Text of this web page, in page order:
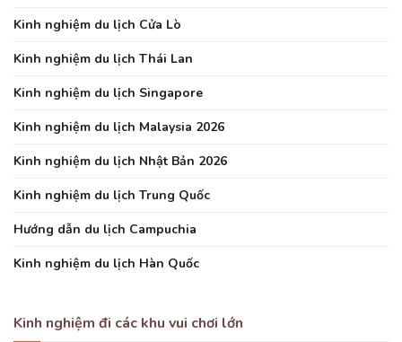
Kinh nghiệm du lịch Cửa Lò
Kinh nghiệm du lịch Thái Lan
Kinh nghiệm du lịch Singapore
Kinh nghiệm du lịch Malaysia 2026
Kinh nghiệm du lịch Nhật Bản 2026
Kinh nghiệm du lịch Trung Quốc
Hướng dẫn du lịch Campuchia
Kinh nghiệm du lịch Hàn Quốc
Kinh nghiệm đi các khu vui chơi lớn